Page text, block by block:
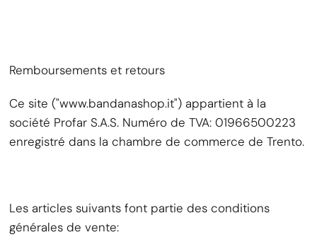
Remboursements et retours
Ce site ("www.bandanashop.it") appartient à la
société Profar S.A.S. Numéro de TVA: 01966500223
enregistré dans la chambre de commerce de Trento.
Les articles suivants font partie des conditions
générales de vente: